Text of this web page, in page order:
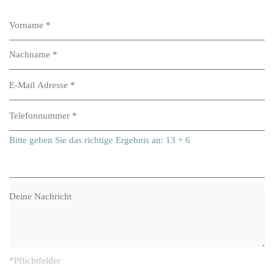
Sie
dieses
Feld
Sie
Feld
leer.
Bitte
Bitte geben Sie das richtige Ergebnis an: 13 + 6
*Pflichtfelder